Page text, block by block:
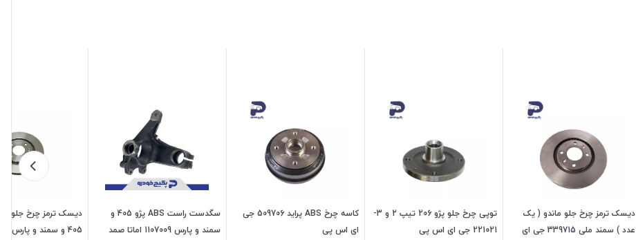
دیسک ترمز چرخ جلو ماندو ( یک
عدد ) سمند ملی 339715 جی ای
توپی چرخ جلو پژو 206 تیپ 2 و 3-
221021 جی ای اس پی
کاسه چرخ ABS پراید 509706 جی
ای اس پی
سگدست راست ABS پژو 405 و
سمند و پارس 1107009 اماتا صمد
دیسک ترمز چرخ جلو (